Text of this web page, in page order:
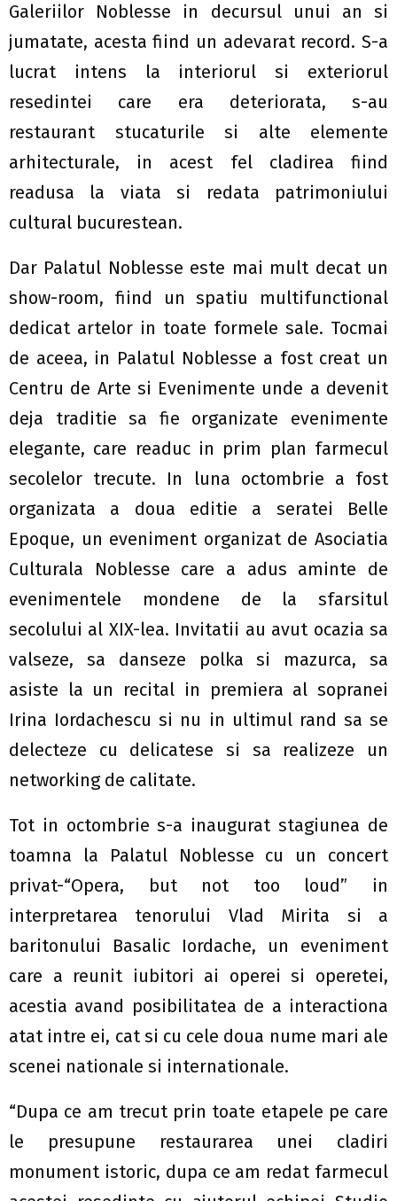
Galeriilor Noblesse in decursul unui an si
jumatate, acesta fiind un adevarat record. S-a
lucrat intens la interiorul si exteriorul
resedintei care era deteriorata, s-au
restaurant stucaturile si alte elemente
arhitecturale, in acest fel cladirea fiind
readusa la viata si redata patrimoniului
cultural bucurestean.
Dar Palatul Noblesse este mai mult decat un
show-room, fiind un spatiu multifunctional
dedicat artelor in toate formele sale. Tocmai
de aceea, in Palatul Noblesse a fost creat un
Centru de Arte si Evenimente unde a devenit
deja traditie sa fie organizate evenimente
elegante, care readuc in prim plan farmecul
secolelor trecute. In luna octombrie a fost
organizata a doua editie a seratei Belle
Epoque, un eveniment organizat de Asociatia
Culturala Noblesse care a adus aminte de
evenimentele mondene de la sfarsitul
secolului al XIX-lea. Invitatii au avut ocazia sa
valseze, sa danseze polka si mazurca, sa
asiste la un recital in premiera al sopranei
Irina Iordachescu si nu in ultimul rand sa se
delecteze cu delicatese si sa realizeze un
networking de calitate.
Tot in octombrie s-a inaugurat stagiunea de
toamna la Palatul Noblesse cu un concert
privat-“Opera, but not too loud” in
interpretarea tenorului Vlad Mirita si a
baritonului Basalic Iordache, un eveniment
care a reunit iubitori ai operei si operetei,
acestia avand posibilitatea de a interactiona
atat intre ei, cat si cu cele doua nume mari ale
scenei nationale si internationale.
“Dupa ce am trecut prin toate etapele pe care
le presupune restaurarea unei cladiri
monument istoric, dupa ce am redat farmecul